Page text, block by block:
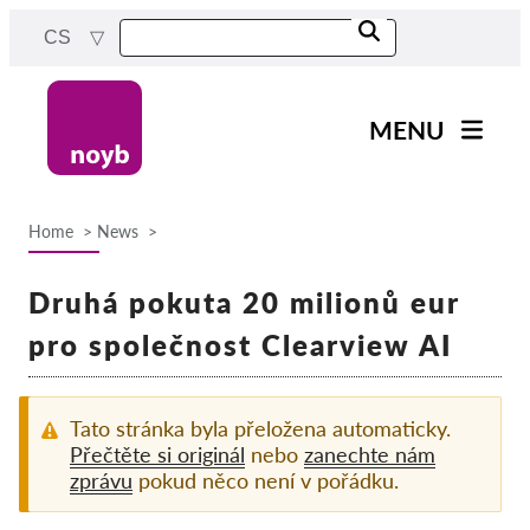
content
CS
MENU
Projekty
orgánů
Reports & Resources
Home News
Druhá pokuta 20 milionů eur
pro společnost Clearview AI
Tato stránka byla přeložena automaticky.
Přečtěte si originál nebo zanechte nám
zprávu pokud něco není v pořádku.